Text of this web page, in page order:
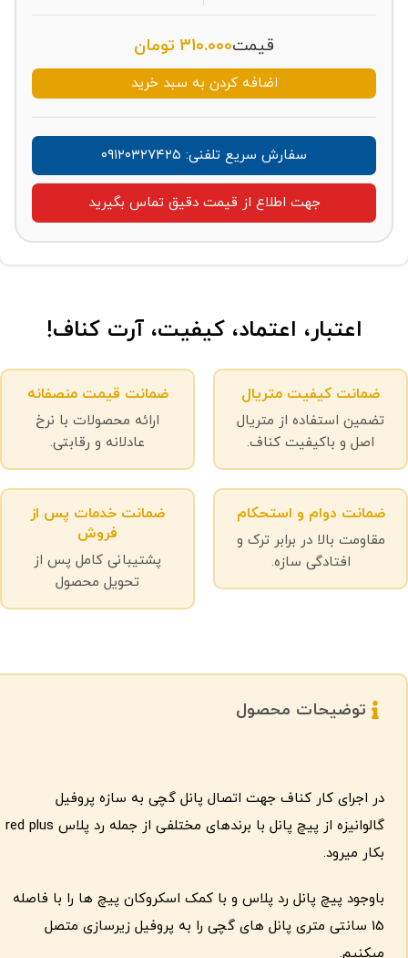
قیمت310.000 تومان
اضافه کردن به سبد خرید
سفارش سریع تلفنی: ۰۹۱۲۰۳۲۷۴۲۵
جهت اطلاع از قیمت دقیق تماس بگیرید
اعتبار، اعتماد، کیفیت، آرت کناف!
ضمانت کیفیت متریال
تضمین استفاده از متریال
اصل و باکیفیت کناف.
ضمانت قیمت منصفانه
ارائه محصولات با نرخ
عادلانه و رقابتی.
ضمانت دوام و استحکام
مقاومت بالا در برابر ترک و
افتادگی سازه.
ضمانت خدمات پس از
فروش
پشتیبانی کامل پس از
تحویل محصول
توضیحات محصول
در اجرای کار کناف جهت اتصال پانل گچی به سازه پروفیل
گالوانیزه از پیچ‌ پانل با برندهای مختلفی از جمله رد پلاس red plus
بکار میرود.
باوجود پیچ پانل رد پلاس و با کمک اسکروکان پیچ ها را با فاصله
15 سانتی متری پانل های گچی را به پروفیل زیرسازی متصل
میکنیم.